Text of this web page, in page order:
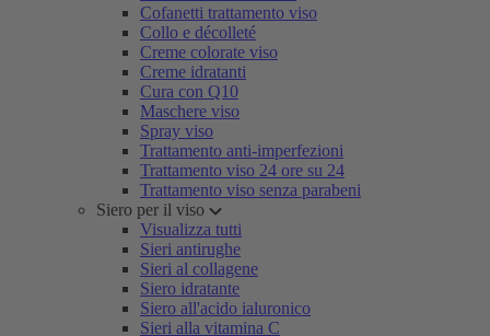
Cofanetti trattamento viso
Collo e décolleté
Creme colorate viso
Creme idratanti
Cura con Q10
Maschere viso
Spray viso
Trattamento anti-imperfezioni
Trattamento viso 24 ore su 24
Trattamento viso senza parabeni
Siero per il viso
Visualizza tutti
Sieri antirughe
Sieri al collagene
Siero idratante
Siero all'acido ialuronico
Sieri alla vitamina C